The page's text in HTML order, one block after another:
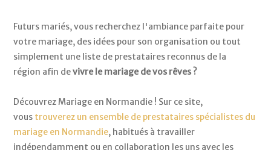
Futurs mariés, vous recherchez l'ambiance parfaite pour
votre mariage, des idées pour son organisation ou tout
simplement une liste de prestataires reconnus de la
région afin devivre le mariage de vos rêves ?
Découvrez Mariage en Normandie ! Sur ce site,
vous trouverez un ensemble de prestataires spécialistes du
mariage en Normandie, habitués à travailler
indépendamment ou en collaboration les uns avec les